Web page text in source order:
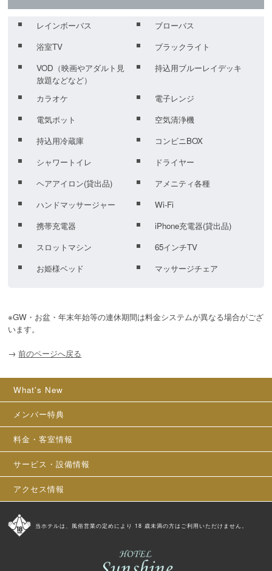
レインボーバス
ブローバス
浴室TV
ブラックライト
VOD（映画やアダルト見
放題などなど）
持込用ブルーレイデッキ
カラオケ
電子レンジ
電気ポット
空気清浄機
持込用冷蔵庫
コンビニBOX
シャワートイレ
ドライヤー
ヘアアイロン(貸出品)
アメニティ各種
ハンドマッサージャー
Wi-Fi
携帯充電器
iPhone充電器(貸出品)
スロットマシン
65インチTV
お姫様ベッド
マッサージチェア
※GW・お盆・年末年始等の連休期間は料金システムが異なる場合がござ
います。
→ 前のページへ戻る
What's New
メンバー特典
料金・客室情報
サービス・設備情報
アクセス情報
当ホテルは、風俗営業の定めにより 18 歳未満の方はご利用いただけません。